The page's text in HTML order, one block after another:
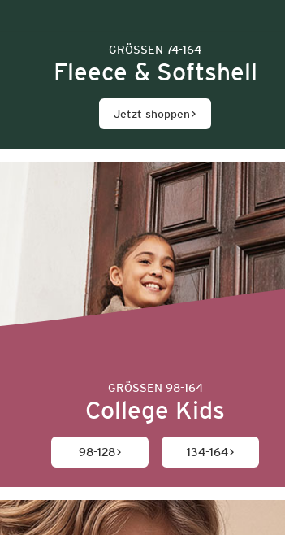
GRÖSSEN 74-164
Fleece & Softshell
Jetzt shoppen
GRÖSSEN 98-164
College Kids
98-128 134-164